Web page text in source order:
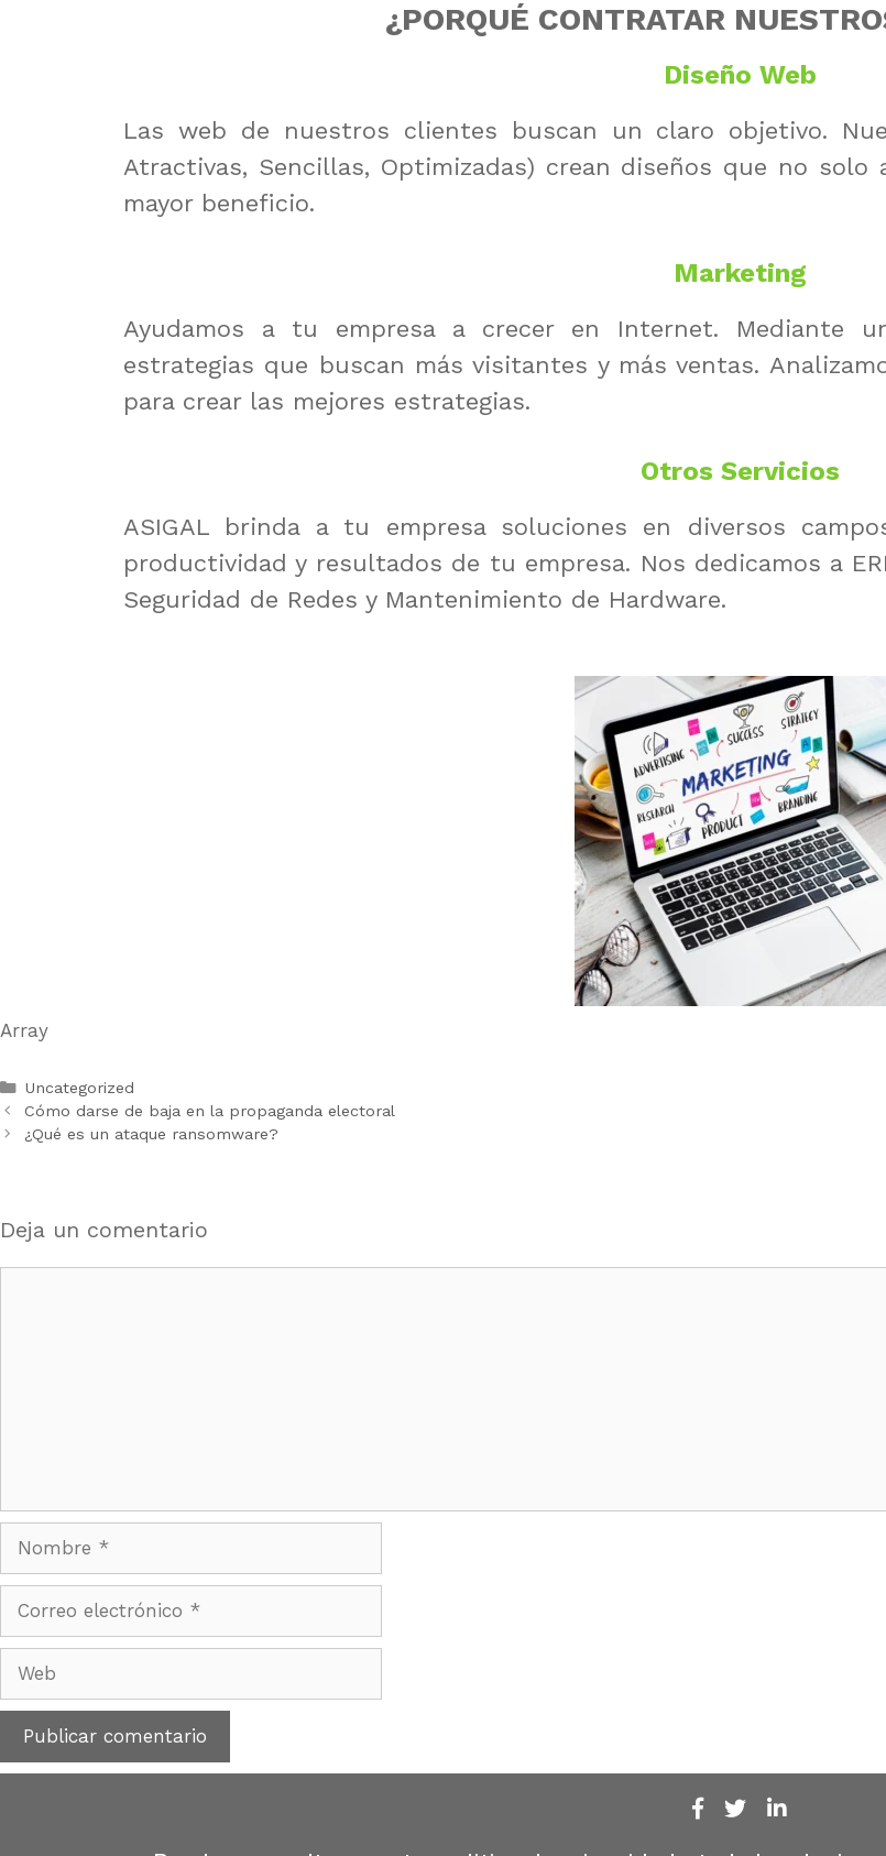
¿PORQUÉ CONTRATAR
Diseño Web
Las web de nuestros clientes buscan un claro objetivo.
Atractivas, Sencillas, Optimizadas) crean diseños que no
mayor beneficio.
Marketing
Ayudamos a tu empresa a crecer en Internet. Mediante
estrategias que buscan más visitantes y más ventas.
para crear las mejores estrategias.
Otros Servicios
ASIGAL brinda a tu empresa soluciones en diversos
productividad y resultados de tu empresa. Nos dedicamos a
Seguridad de Redes y Mantenimiento de Hardware.
Array
Uncategorized
Cómo darse de baja en la propaganda electoral
¿Qué es un ataque ransomware?
Deja un comentario